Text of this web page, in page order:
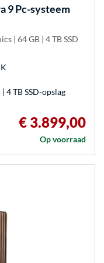
9 Pc-systeem
| 64 GB | 4 TB SSD
4 TB SSD-opslag
€ 3.899,00
Op voorraad